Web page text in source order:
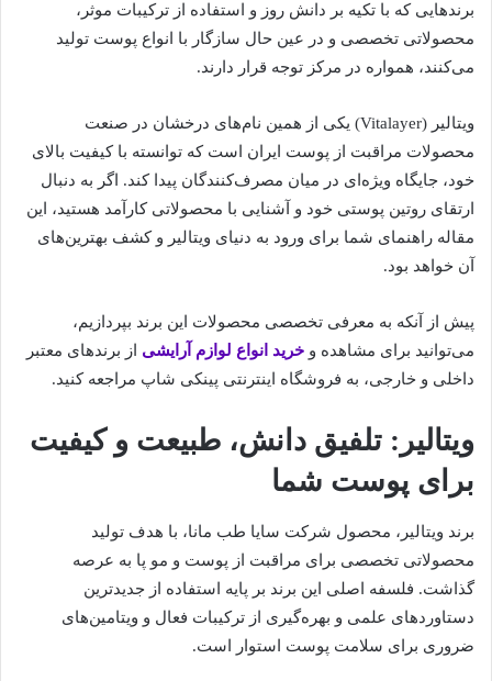
برندهایی که با تکیه بر دانش روز و استفاده از ترکیبات موثر،
محصولاتی تخصصی و در عین حال سازگار با انواع پوست تولید
می‌کنند، همواره در مرکز توجه قرار دارند.
ویتالیر (Vitalayer) یکی از همین نام‌های درخشان در صنعت
محصولات مراقبت از پوست ایران است که توانسته با کیفیت بالای
خود، جایگاه ویژه‌ای در میان مصرف‌کنندگان پیدا کند. اگر به دنبال
ارتقای روتین پوستی خود و آشنایی با محصولاتی کارآمد هستید، این
مقاله راهنمای شما برای ورود به دنیای ویتالیر و کشف بهترین‌های
آن خواهد بود.
پیش از آنکه به معرفی تخصصی محصولات این برند بپردازیم،
می‌توانید برای مشاهده و خرید انواع لوازم آرایشی از برندهای معتبر
داخلی و خارجی، به فروشگاه اینترنتی پینکی شاپ مراجعه کنید.
ویتالیر: تلفیق دانش، طبیعت و کیفیت
برای پوست شما
برند ویتالیر، محصول شرکت سایا طب مانا، با هدف تولید
محصولاتی تخصصی برای مراقبت از پوست و مو پا به عرصه
گذاشت. فلسفه اصلی این برند بر پایه استفاده از جدیدترین
دستاوردهای علمی و بهره‌گیری از ترکیبات فعال و ویتامین‌های
ضروری برای سلامت پوست استوار است.